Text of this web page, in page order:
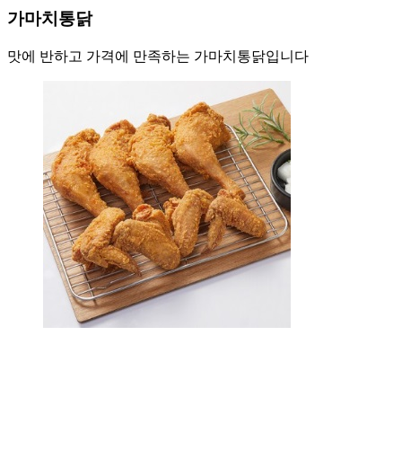
가마치통닭
맛에 반하고 가격에 만족하는 가마치통닭입니다